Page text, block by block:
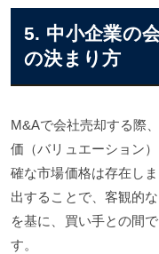
5. 中小企業の
の決まり方
M&Aで会社売却する際
価（バリュエーション
確な市場価格は存在し
出することで、客観的
を基に、買い手との間
す。